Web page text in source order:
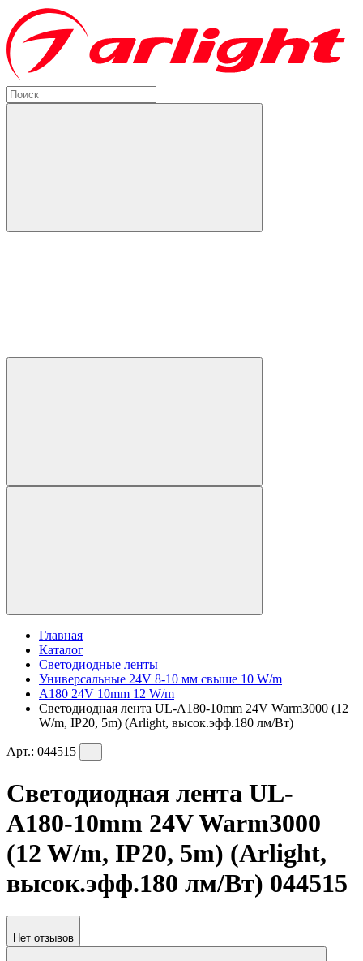
Главная
Каталог
Светодиодные ленты
Универсальные 24V 8-10 мм свыше 10 W/m
A180 24V 10mm 12 W/m
Светодиодная лента UL-A180-10mm 24V Warm3000 (12
W/m, IP20, 5m) (Arlight, высок.эфф.180 лм/Вт)
Арт.: 044515
Светодиодная лента UL-
A180-10mm 24V Warm3000
(12 W/m, IP20, 5m) (Arlight,
высок.эфф.180 лм/Вт) 044515
Нет отзывов